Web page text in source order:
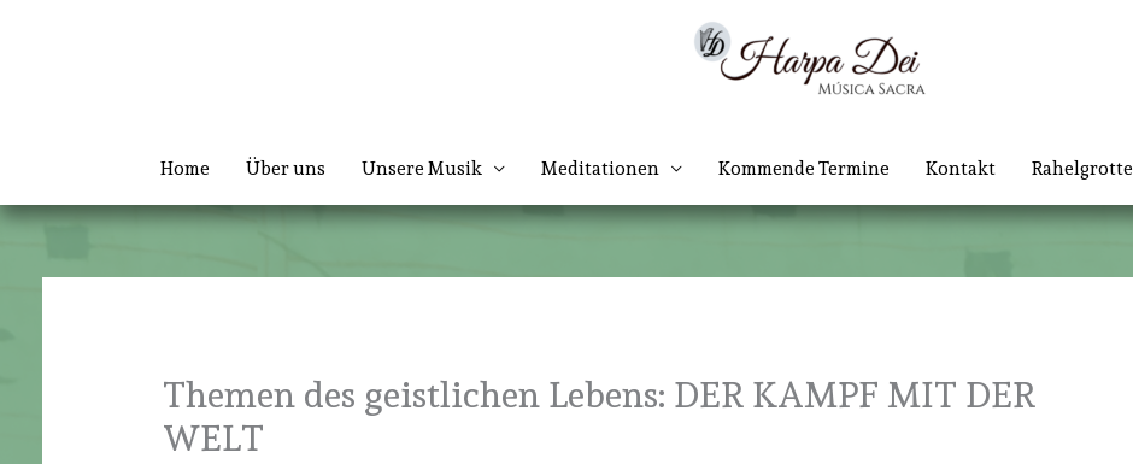
Home Über uns Unsere Musik Meditationen Kommende Termine Kontakt Rahelgrotte
Themen des geistlichen Lebens: DER KAMPF MIT DER
WELT